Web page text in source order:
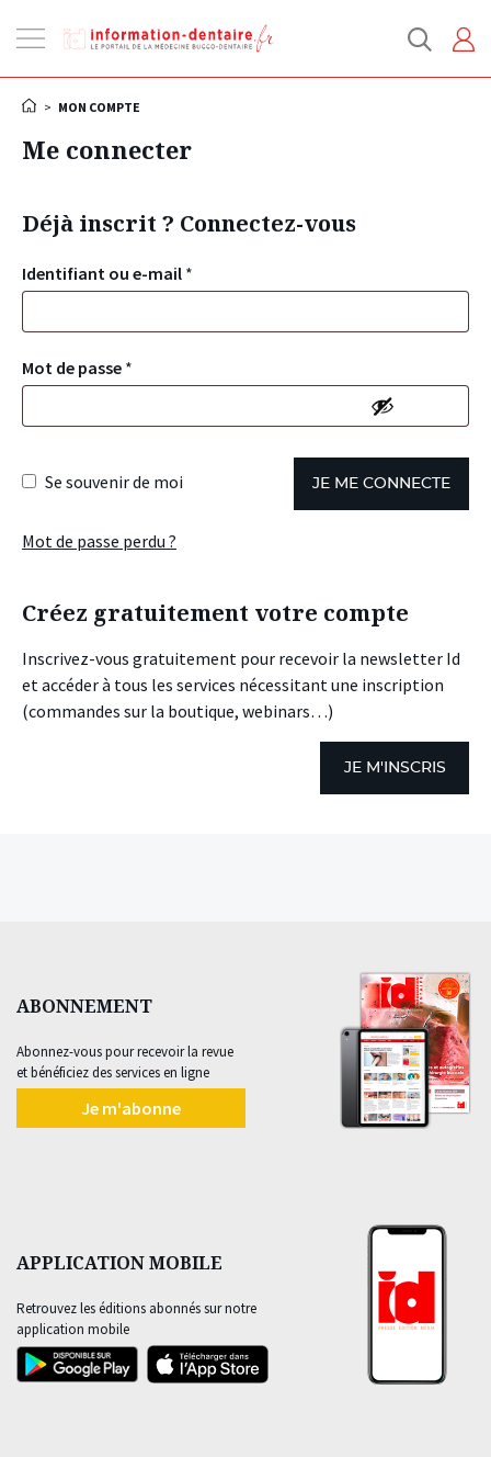
la
> MON COMPTE
Me connecter
Déjà inscrit ? Connectez-vous
Identifiant ou e-mail *
Mot de passe *
Se souvenir de moi JE ME CONNECTE
Mot de passe perdu ?
Créez gratuitement votre compte
Inscrivez-vous gratuitement pour recevoir la newsletter Id
et accéder à tous les services nécessitant une inscription
(commandes sur la boutique, webinars…)
JE M'INSCRIS
ABONNEMENT
Abonnez-vous pour recevoir la revue
et bénéficiez des services en ligne
Je m'abonne
APPLICATION MOBILE
Retrouvez les éditions abonnés sur notre
application mobile